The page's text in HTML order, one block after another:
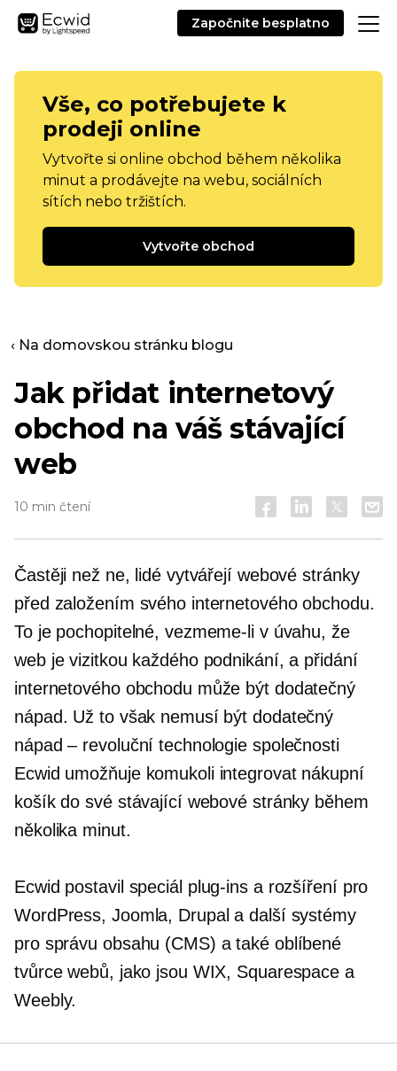
Započnite besplatno
Vše, co potřebujete k
prodeji online
Vytvořte si online obchod během několika
minut a prodávejte na webu, sociálních
sítích nebo tržištích.
Vytvořte obchod
‹ Na domovskou stránku blogu
Jak přidat internetový
obchod na váš stávající
web
10 min čtení
Častěji než ne, lidé vytvářejí webové stránky
před založením svého internetového obchodu.
To je pochopitelné, vezmeme-li v úvahu, že
web je vizitkou každého podnikání, a přidání
internetového obchodu může být dodatečný
nápad. Už to však nemusí být dodatečný
nápad – revoluční technologie společnosti
Ecwid umožňuje komukoli integrovat nákupní
košík do své stávající webové stránky během
několika minut.
Ecwid postavil speciál plug-insa rozšíření pro
WordPress, Joomla, Drupal a další systémy
pro správu obsahu (CMS) a také oblíbené
tvůrce webů, jako jsou WIX, Squarespace a
Weebly.